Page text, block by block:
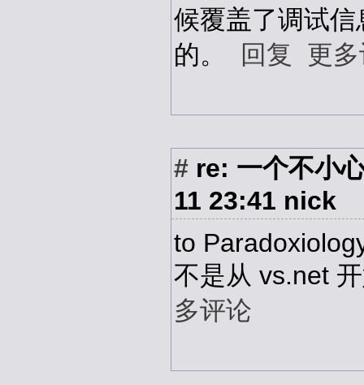
候覆盖了调试
的。 回复 更
# re: 一个不小
11 23:41 nick
to
不是从 vs.net
多评论